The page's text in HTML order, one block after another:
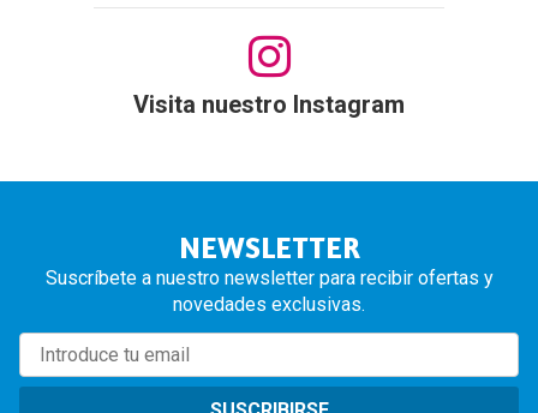
Visita nuestro Instagram
NEWSLETTER
Suscríbete a nuestro newsletter para recibir ofertas y
novedades exclusivas.